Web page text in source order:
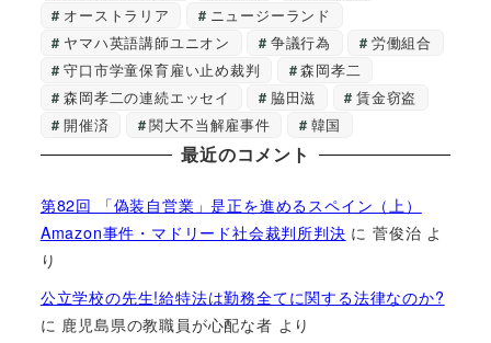
オーストラリア
ニュージーランド
ヤマハ英語講師ユニオン
争議行為
労働組合
守口市学童保育雇い止め裁判
森岡孝二
森岡孝二の連続エッセイ
脇田滋
賃金窃盗
開催済
関大不当解雇事件 韓国
最近のコメント
第82回 「偽装自営業」是正を進めるスペイン（上）
Amazon事件・マドリード社会裁判所判決 に菅俊治 よ
り
公立学校の先生!給特法は勤務全てに関する法律なのか?
に 鹿児島県の教職員が心配な者 より